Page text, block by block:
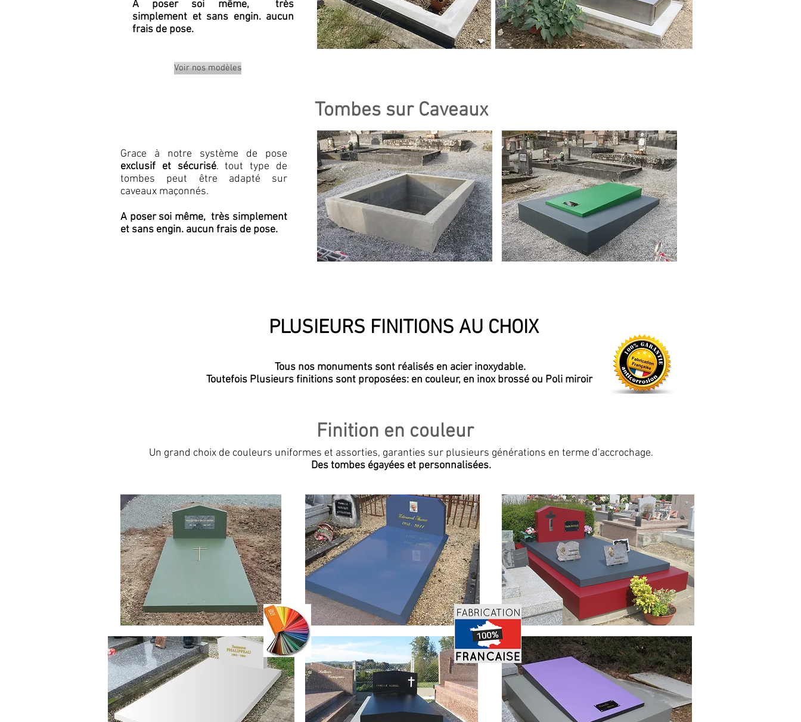
A poser soi même, très
simplement et sans engin. aucun
frais de pose.
Voir nos modèles
Grace à notre système de pose
exclusif et sécurisé. tout type de
tombes peut être adapté sur
caveaux maçonnés.
A poser soi même, très simplement
et sans engin. aucun frais de pose.
Tombes sur Caveaux
PLUSIEURS FINITIONS AU CHOIX
Tous nos monuments sont réalisés en acier inoxydable.
Toutefois Plusieurs finitions sont proposées: en couleur, en inox brossé ou Poli miroir
Finition en couleur
Un grand choix de couleurs uniformes et assorties, garanties sur plusieurs générations en terme d'accrochage.
Des tombes égayées et personnalisées.